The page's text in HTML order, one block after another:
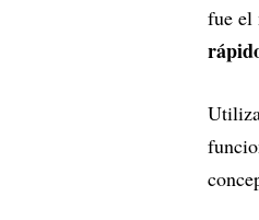
fue el